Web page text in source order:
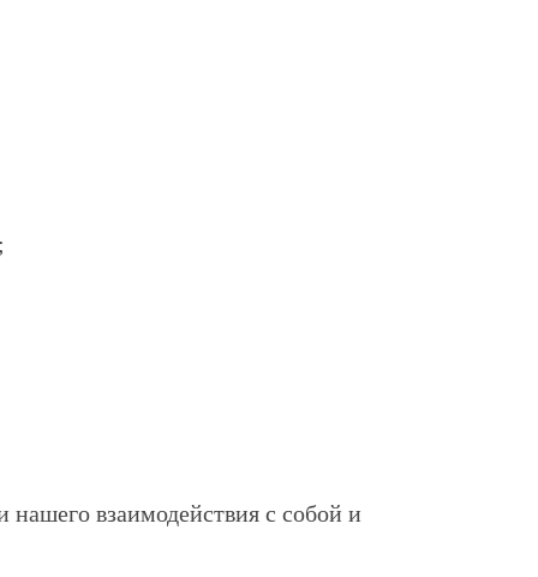
взаимодействия с собой и